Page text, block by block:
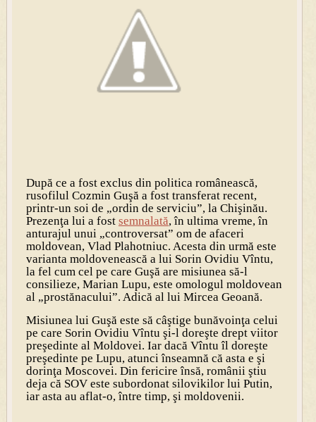
După ce a fost exclus din politica românească,
rusofilul Cozmin Guşă a fost transferat recent,
printr-un soi de „ordin de serviciu”, la Chişinău.
Prezenţa lui a fost semnalată, în ultima vreme, în
anturajul unui „controversat” om de afaceri
moldovean, Vlad Plahotniuc. Acesta din urmă este
varianta moldovenească a lui Sorin Ovidiu Vîntu,
la fel cum cel pe care Guşă are misiunea să-l
consilieze, Marian Lupu, este omologul moldovean
al „prostănacului”. Adică al lui Mircea Geoană.
Misiunea lui Guşă este să câştige bunăvoinţa celui
pe care Sorin Ovidiu Vîntu şi-l doreşte drept viitor
preşedinte al Moldovei. Iar dacă Vîntu îl doreşte
preşedinte pe Lupu, atunci înseamnă că asta e şi
dorinţa Moscovei. Din fericire însă, românii ştiu
deja că SOV este subordonat silovikilor lui Putin,
iar asta au aflat-o, între timp, şi moldovenii.